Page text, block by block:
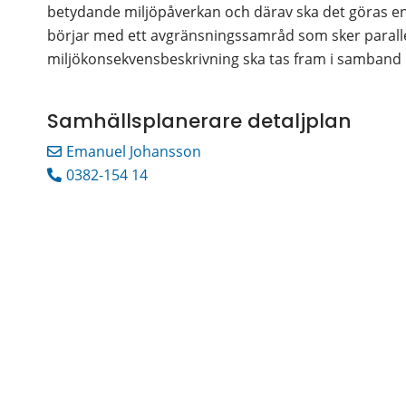
betydande miljöpåverkan och därav ska det göras
börjar med ett avgränsningssamråd som sker
miljökonsekvensbeskrivning ska tas fram i
Samhällsplanerare detaljplan
Emanuel Johansson
0382-154 14